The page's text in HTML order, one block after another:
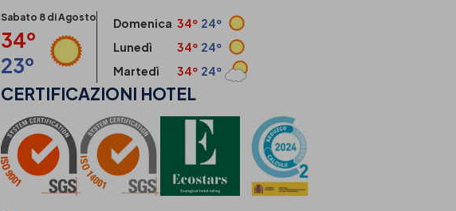
Sabato 8 di Agosto
34º
23º
Domenica 34º 24º
Lunedì
34º 24º
Martedì
34º 24º
CERTIFICAZIONI HOTEL